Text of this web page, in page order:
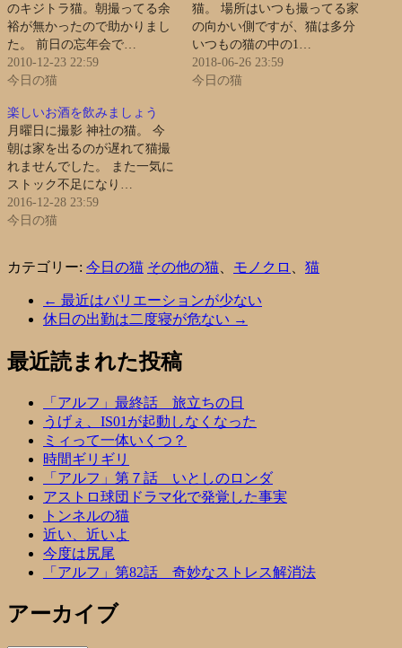
のキジトラ猫。朝撮ってる余
裕が無かったので助かりまし
た。 前日の忘年会で…
2010-12-23 22:59
今日の猫
猫。 場所はいつも撮ってる家
の向かい側ですが、猫は多分
いつもの猫の中の1…
2018-06-26 23:59
今日の猫
楽しいお酒を飲みましょう
月曜日に撮影 神社の猫。 今
朝は家を出るのが遅れて猫撮
れませんでした。 また一気に
ストック不足になり…
2016-12-28 23:59
今日の猫
カテゴリー: 今日の猫 その他の猫 モノクロ 猫
← 最近はバリエーションが少ない
休日の出勤は二度寝が危ない →
最近読まれた投稿
「アルフ」最終話 旅立ちの日
うげぇ、IS01が起動しなくなった
ミィって一体いくつ？
時間ギリギリ
「アルフ」第７話 いとしのロンダ
アストロ球団ドラマ化で発覚した事実
トンネルの猫
近い、近いよ
今度は尻尾
「アルフ」第82話 奇妙なストレス解消法
アーカイブ